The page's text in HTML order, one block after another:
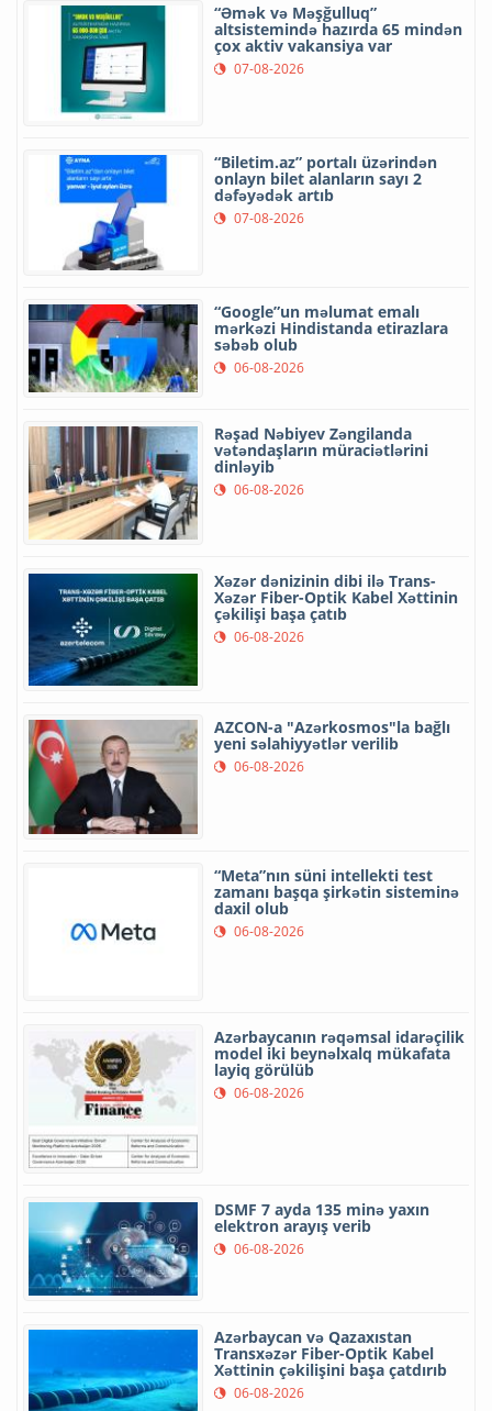
“Əmək və Məşğulluq”
altsistemində hazırda 65 mindən
çox aktiv vakansiya var
07-08-2026
“Biletim.az” portalı üzərindən
onlayn bilet alanların sayı 2
dəfəyədək artıb
07-08-2026
“Google”un məlumat emalı
mərkəzi Hindistanda etirazlara
səbəb olub
06-08-2026
Rəşad Nəbiyev Zəngilanda
vətəndaşların müraciətlərini
dinləyib
06-08-2026
Xəzər dənizinin dibi ilə Trans-
Xəzər Fiber-Optik Kabel Xəttinin
çəkilişi başa çatıb
06-08-2026
AZCON-a "Azərkosmos"la bağlı
yeni səlahiyyətlər verilib
06-08-2026
“Meta”nın süni intellekti test
zamanı başqa şirkətin sisteminə
daxil olub
06-08-2026
Azərbaycanın rəqəmsal idarəçilik
model iki beynəlxalq mükafata
layiq görülüb
06-08-2026
DSMF 7 ayda 135 minə yaxın
elektron arayış verib
06-08-2026
Azərbaycan və Qazaxıstan
Transxəzər Fiber-Optik Kabel
Xəttinin çəkilişini başa çatdırıb
06-08-2026